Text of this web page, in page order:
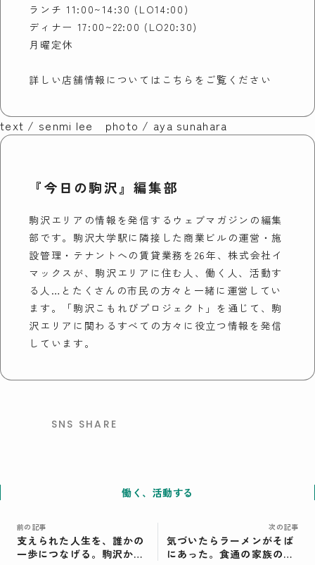
ランチ 11:00~14:30 (LO14:00)
ディナー 17:00~22:00 (LO20:30)
月曜定休
詳しい店舗情報については こちら をご覧ください
text / senmi lee photo / aya sunahara
『今日の駒沢』編集部
駒沢エリアの情報を発信するウェブマガジンの編集
部です。駒沢大学駅に隣接した商業ビルの運営・施
設管理・テナントへの賃貸業務を26年、株式会社イ
マックスが、駒沢エリアに住む人、働く人、活動す
る人…とたくさんの市民の方々と一緒に運営してい
ます。「駒沢こもれびプロジェクト」を通じて、駒
沢エリアに関わるすべての方々に役立つ情報を発信
しています。
SNS SHARE
働く、活動する
前の記事
支えられた人生を、誰かの
一歩につなげる。駒沢から
次の記事
気づいたらラーメンがそば
にあった。食通の家族のも